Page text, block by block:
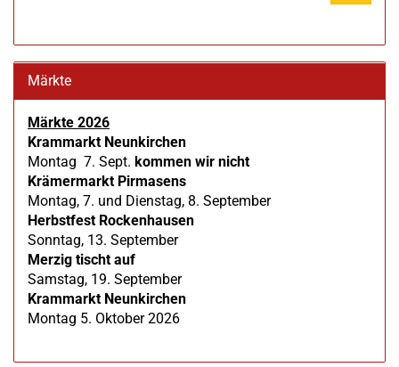
Märkte
Märkte 2026
Krammarkt Neunkirchen
Montag 7. Sept. kommen wir nicht
Krämermarkt Pirmasens
Montag, 7. und Dienstag, 8. September
Herbstfest Rockenhausen
Sonntag, 13. September
Merzig tischt auf
Samstag, 19. September
Krammarkt Neunkirchen
Montag 5. Oktober 2026